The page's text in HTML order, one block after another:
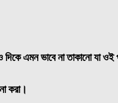
এমন ভাবে না তাকানো যা ওই
করা।